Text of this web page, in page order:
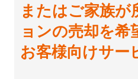
またはご家族が
ョンの売却を希
お客様向けサー